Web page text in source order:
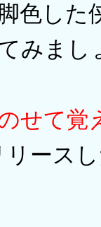
色した
みまし
せて覚
ース